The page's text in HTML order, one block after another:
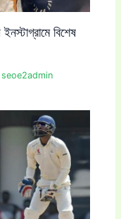
বিশেষ
seoe2admin